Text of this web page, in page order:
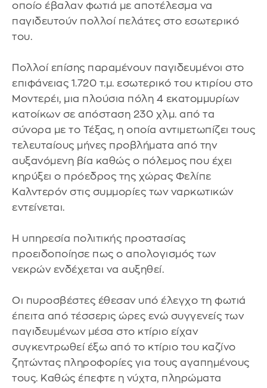
οποίο έβαλαν φωτιά με αποτέλεσμα να
παγιδευτούν πολλοί πελάτες στο εσωτερικό
του.
Πολλοί επίσης παραμένουν παγιδευμένοι στο
επιφάνειας 1.720 τ.μ. εσωτερικό του κτιρίου στο
Μοντερέι, μια πλούσια πόλη 4 εκατομμυρίων
κατοίκων σε απόσταση 230 χλμ. από τα
σύνορα με το Τέξας, η οποία αντιμετωπίζει τους
τελευταίους μήνες προβλήματα από την
αυξανόμενη βία καθώς ο πόλεμος που έχει
κηρύξει ο πρόεδρος της χώρας Φελίπε
Καλντερόν στις συμμορίες των ναρκωτικών
εντείνεται.
Η υπηρεσία πολιτικής προστασίας
προειδοποίησε πως ο απολογισμός των
νεκρών ενδέχεται να αυξηθεί.
Οι πυροσβέστες έθεσαν υπό έλεγχο τη φωτιά
έπειτα από τέσσερις ώρες ενώ συγγενείς των
παγιδευμένων μέσα στο κτίριο είχαν
συγκεντρωθεί έξω από το κτίριο του καζίνο
ζητώντας πληροφορίες για τους αγαπημένους
τους. Καθώς έπεφτε η νύχτα, πληρώματα